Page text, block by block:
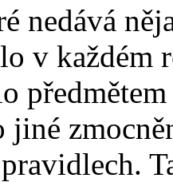
nedává
v každém
jiné